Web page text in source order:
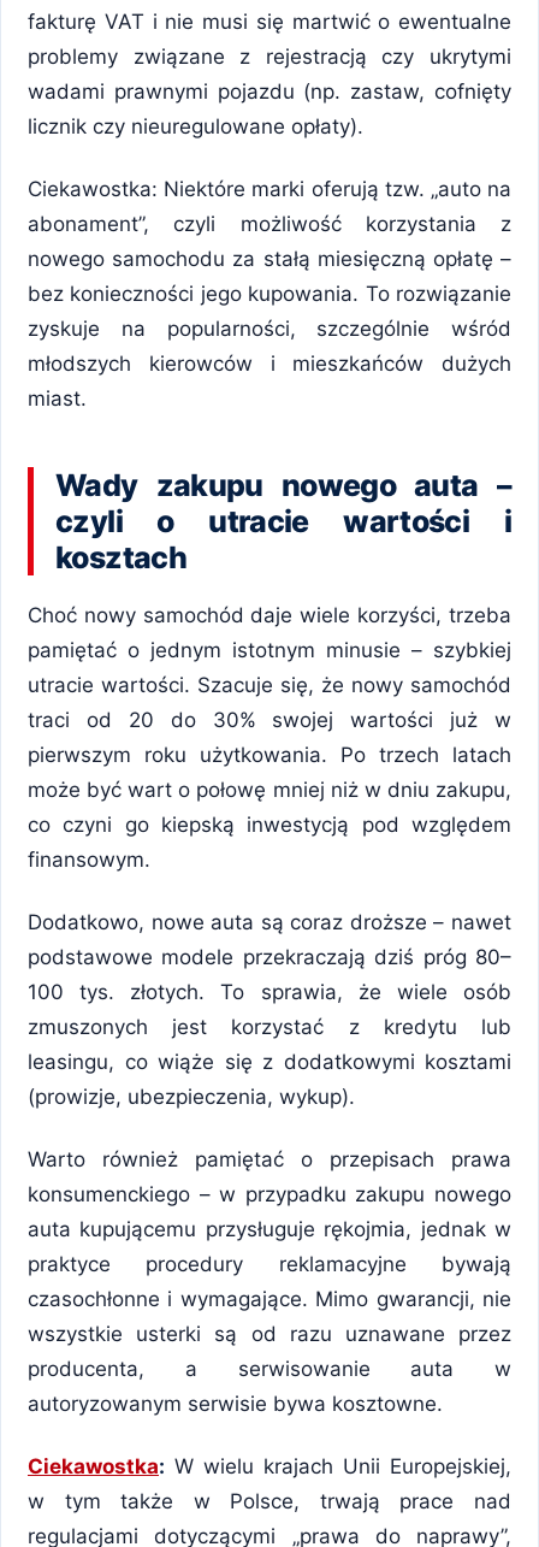
fakturę VAT i nie musi się martwić o ewentualne
problemy związane z rejestracją czy ukrytymi
wadami prawnymi pojazdu (np. zastaw, cofnięty
licznik czy nieuregulowane opłaty).
Ciekawostka: Niektóre marki oferują tzw. „auto na
abonament”, czyli możliwość korzystania z
nowego samochodu za stałą miesięczną opłatę –
bez konieczności jego kupowania. To rozwiązanie
zyskuje na popularności, szczególnie wśród
młodszych kierowców i mieszkańców dużych
miast.
Wady zakupu nowego auta –
czyli o utracie wartości i
kosztach
Choć nowy samochód daje wiele korzyści, trzeba
pamiętać o jednym istotnym minusie – szybkiej
utracie wartości. Szacuje się, że nowy samochód
traci od 20 do 30% swojej wartości już w
pierwszym roku użytkowania. Po trzech latach
może być wart o połowę mniej niż w dniu zakupu,
co czyni go kiepską inwestycją pod względem
finansowym.
Dodatkowo, nowe auta są coraz droższe – nawet
podstawowe modele przekraczają dziś próg 80–
100 tys. złotych. To sprawia, że wiele osób
zmuszonych jest korzystać z kredytu lub
leasingu, co wiąże się z dodatkowymi kosztami
(prowizje, ubezpieczenia, wykup).
Warto również pamiętać o przepisach prawa
konsumenckiego – w przypadku zakupu nowego
auta kupującemu przysługuje rękojmia, jednak w
praktyce procedury reklamacyjne bywają
czasochłonne i wymagające. Mimo gwarancji, nie
wszystkie usterki są od razu uznawane przez
producenta, a serwisowanie auta w
autoryzowanym serwisie bywa kosztowne.
Ciekawostka: W wielu krajach Unii Europejskiej,
w tym także w Polsce, trwają prace nad
regulacjami dotyczącymi „prawa do naprawy”,